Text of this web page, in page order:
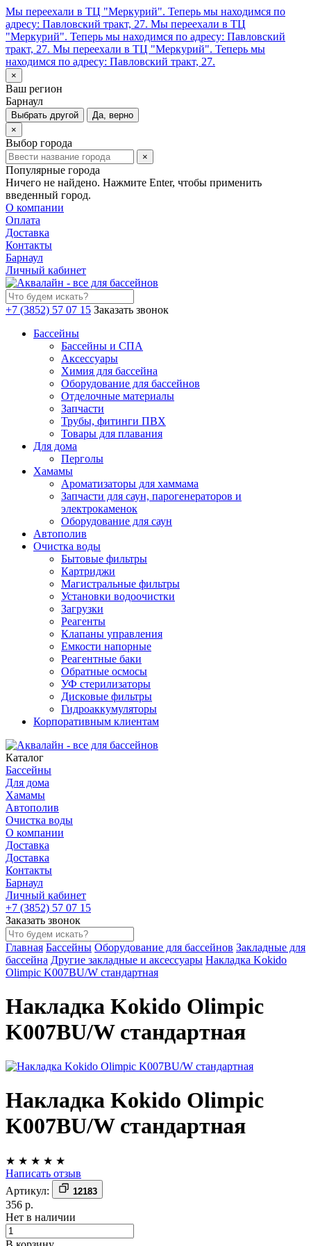
Мы переехали в ТЦ "Меркурий". Теперь мы находимся по
адресу: Павловский тракт, 27. Мы переехали в ТЦ
"Меркурий". Теперь мы находимся по адресу: Павловский
тракт, 27. Мы переехали в ТЦ "Меркурий". Теперь мы
находимся по адресу: Павловский тракт, 27.
×
Ваш регион
Барнаул
Выбрать другой
Да, верно
×
Выбор города
×
Популярные города
Ничего не найдено. Нажмите Enter, чтобы применить
введенный город.
О компании
Оплата
Доставка
Контакты
Барнаул
Личный кабинет
+7 (3852) 57 07 15 Заказать звонок
Бассейны
Бассейны и СПА
Аксессуары
Химия для бассейна
Оборудование для бассейнов
Отделочные материалы
Запчасти
Трубы, фитинги ПВХ
Товары для плавания
Для дома
Перголы
Хамамы
Ароматизаторы для хаммама
Запчасти для саун, парогенераторов и
электрокаменок
Оборудование для саун
Автополив
Очистка воды
Бытовые фильтры
Картриджи
Магистральные фильтры
Установки водоочистки
Загрузки
Реагенты
Клапаны управления
Емкости напорные
Реагентные баки
Обратные осмосы
УФ стерилизаторы
Дисковые фильтры
Гидроаккумуляторы
Корпоративным клиентам
Каталог
Бассейны
Для дома
Хамамы
Автополив
Очистка воды
О компании
Доставка
Доставка
Контакты
Барнаул
Личный кабинет
+7 (3852) 57 07 15
Заказать звонок
Главная Бассейны Оборудование для бассейнов Закладные для
бассейна Другие закладные и аксессуары Накладка Kokido
Olimpic K007BU/W стандартная
Накладка Kokido Olimpic
K007BU/W стандартная
Накладка Kokido Olimpic
K007BU/W стандартная
★ ★ ★ ★ ★
Написать отзыв
Артикул:
12183
356 р.
Нет в наличии